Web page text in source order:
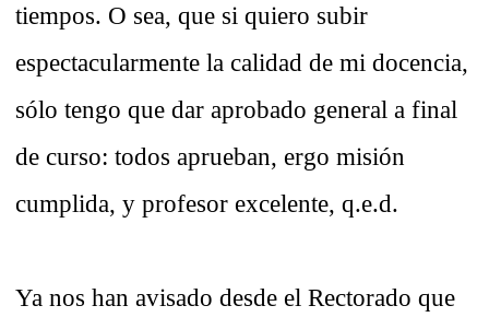
tiempos. O sea, que si quiero subir
espectacularmente la calidad de mi docencia,
sólo tengo que dar aprobado general a final
de curso: todos aprueban, ergo misión
cumplida, y profesor excelente, q.e.d.
Ya nos han avisado desde el Rectorado que